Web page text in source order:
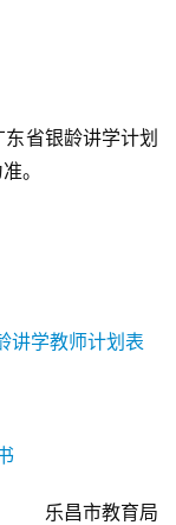
省银龄讲学计划
。
讲学教师计划表
乐昌市教育局